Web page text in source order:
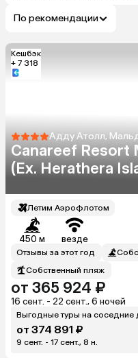
По рекомендации
Кешбэк
+ 7 318
Адду Атолл,
Canareef Resort
(Ex. Herathera
Летим Аэрофлотом
450 м везде
Отзывы за этот год
Собственный пляж
от 365 924 ₽
16 сент. - 22 сент., 6 ночей
Выгодные туры на соседние
от 374 891 ₽
9 сент. - 17 сент., 8 н.